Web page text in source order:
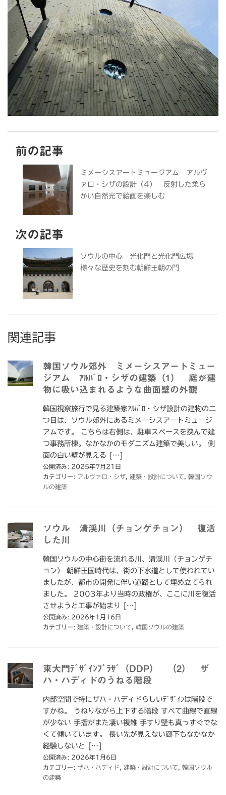
前の記事
ミメーシスアートミュージアム アルヴ
ァロ・シザの設計（4） 反射した柔ら
かい自然光で絵画を楽しむ
次の記事
ソウルの中心 光化門と光化門広場
様々な歴史を刻む朝鮮王朝の門
関連記事
韓国ソウル郊外 ミメーシスアートミュー
ジアム ｱﾙﾊﾞﾛ・シザの建築（1） 庭が建
物に吸い込まれるような曲面壁の外観
韓国視察旅行で見る建築家ｱﾙﾊﾞﾛ・シザ設計の建物の二
つ目は、ソウル郊外にあるミメーシスアートミュージ
アムです。 こちらは右側は、駐車スペースを挟んで建
つ事務所棟。なかなかのモダニズム建築で美しい。 側
面の白い壁が見える […]
公開済み: 2025年7月21日
カテゴリー: アルヴァロ・シザ 建築・設計について
韓国ソウ
ルの建築
ソウル 清渓川（チョンゲチョン） 復活
した川
韓国ソウルの中心街を流れる川、清渓川（チョンゲチ
ョン） 朝鮮王国時代は、街の下水道として使われてい
ましたが、都市の開発に伴い道路として埋め立てられ
ました。 2003年より当時の政権が、ここに川を復活
させようと工事が始まり […]
公開済み: 2026年1月16日
カテゴリー: 建築・設計について 韓国ソウルの建築
東大門ﾃﾞｻﾞｲﾝﾌﾟﾗｻﾞ（DDP） （2） ザ
ハ・ハディドのうねる階段
内部空間で特にザハ・ハディドらしいﾃﾞｻﾞｲﾝは階段で
すかね。 うねりながら上下する階段 すべて曲線で直線
が少ない 手摺がまた凄い複雑 手すり壁も真っすぐでな
くて傾いています。 長い先が見えない廊下もなかなか
経験しないと […]
公開済み: 2026年1月6日
カテゴリー: ザハ・ハディド 建築・設計について
韓国ソウル
の建築